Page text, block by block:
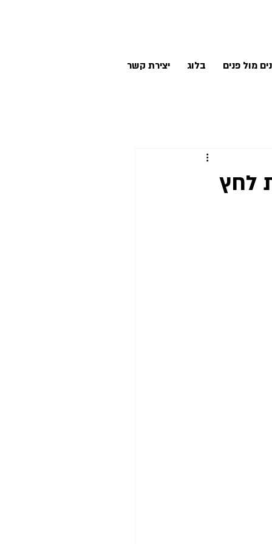
מול פנים בלוג יצירת קשר
לחץ